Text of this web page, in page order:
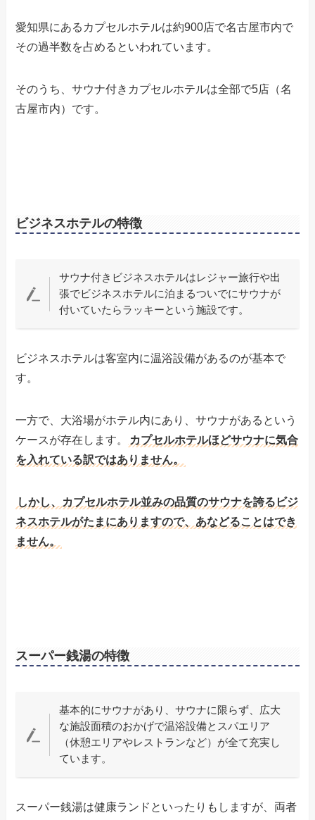
愛知県にあるカプセルホテルは約900店で名古屋市内で
その過半数を占めるといわれています。
そのうち、サウナ付きカプセルホテルは全部で5店（名
古屋市内）です。
ビジネスホテルの特徴
サウナ付きビジネスホテルはレジャー旅行や出
張でビジネスホテルに泊まるついでにサウナが
付いていたらラッキーという施設です。
ビジネスホテルは客室内に温浴設備があるのが基本で
す。
一方で、大浴場がホテル内にあり、サウナがあるという
ケースが存在します。
カプセルホテルほどサウナに気合
を入れている訳ではありません。
しかし、カプセルホテル並みの品質のサウナを誇るビジ
ネスホテルがたまにありますので、あなどることはでき
ません。
スーパー銭湯の特徴
基本的にサウナがあり、サウナに限らず、広大
な施設面積のおかげで温浴設備とスパエリア
（休憩エリアやレストランなど）が全て充実し
ています。
スーパー銭湯は健康ランドといったりもしますが、両者